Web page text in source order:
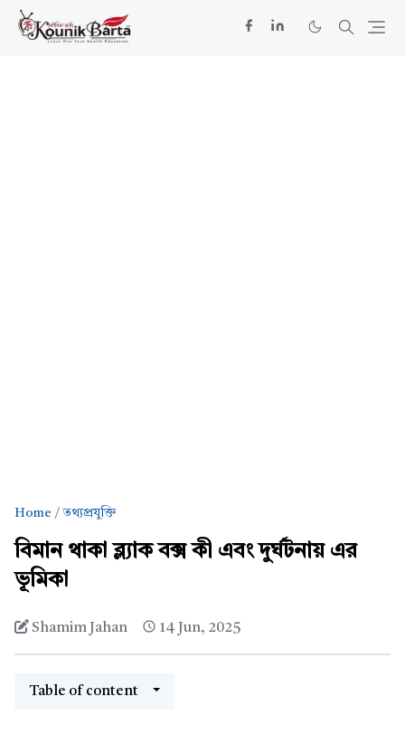
Home তথ্যপ্রযুক্তি
বিমান থাকা ব্ল্যাক বক্স কী এবং দুর্ঘটনায় এর
ভূমিকা
Shamim Jahan 14 Jun, 2025
Table of content